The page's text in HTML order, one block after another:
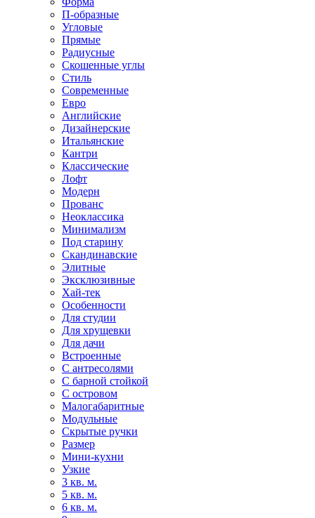
П-образные
Угловые
Прямые
Радиусные
Скошенные углы
Стиль
Современные
Евро
Английские
Дизайнерские
Итальянские
Кантри
Классические
Лофт
Модерн
Прованс
Неоклассика
Минимализм
Под старину
Скандинавские
Элитные
Эксклюзивные
Хай-тек
Особенности
Для студии
Для хрущевки
Для дачи
Встроенные
С антресолями
С барной стойкой
С островом
Малогабаритные
Модульные
Скрытые ручки
Размер
Мини-кухни
Узкие
3 кв. м.
5 кв. м.
6 кв. м.